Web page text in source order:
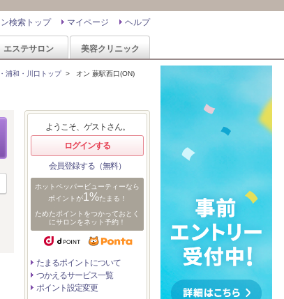
ヘルプ
マイページ
検索トップ
エステサロン 美容クリニック
浦和・川口トップ> オン 蕨駅西口(ON)
ようこそ、ゲストさん。
ログインする
会員登録する（無料）
ホットペッパービューティーなら
ポイントが1%たまる！
ためたポイントをつかっておとく
にサロンをネット予約！
たまるポイントについて
つかえるサービス一覧
ポイント設定変更